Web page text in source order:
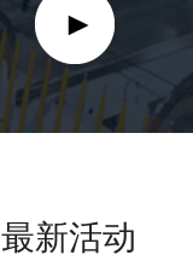
最新活动